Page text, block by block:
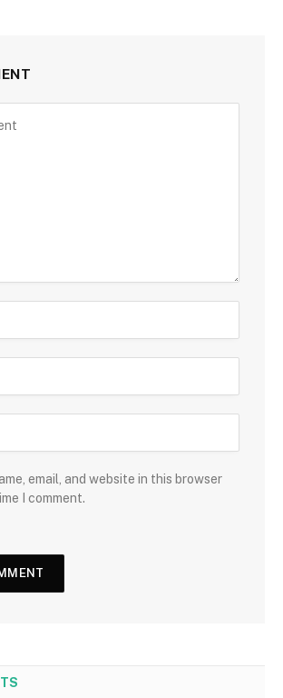
email, and website in this browser
I comment.